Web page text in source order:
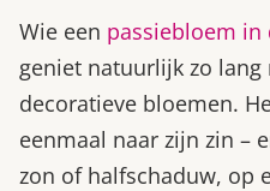
Wie een passiebloem
geniet natuurlijk zo
decoratieve bloemen.
eenmaal naar zijn zin –
zon of halfschaduw, op